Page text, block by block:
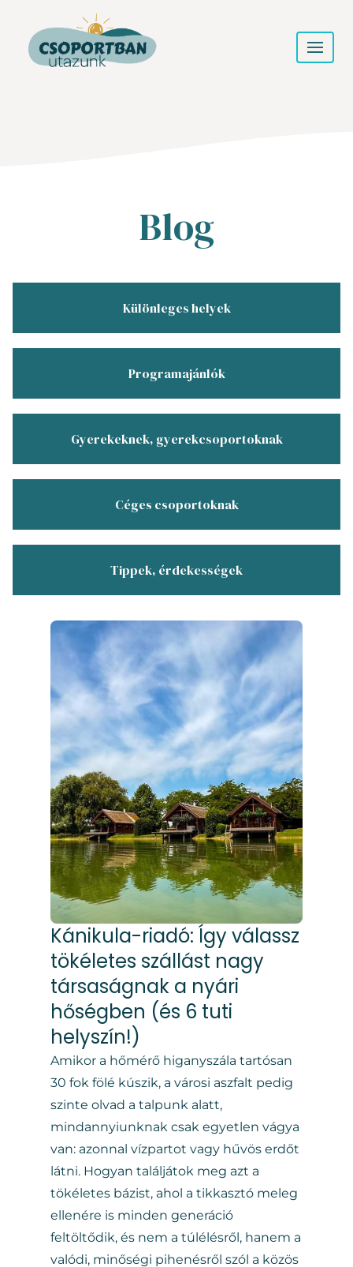
Blog
Különleges helyek
Programajánlók
Gyerekeknek, gyerekcsoportoknak
Céges csoportoknak
Tippek, érdekességek
Kánikula-riadó: Így válassz
tökéletes szállást nagy
társaságnak a nyári
hőségben (és 6 tuti
helyszín!)
Amikor a hőmérő higanyszála tartósan
30 fok fölé kúszik, a városi aszfalt pedig
szinte olvad a talpunk alatt,
mindannyiunknak csak egyetlen vágya
van: azonnal vízpartot vagy hűvös erdőt
látni. Hogyan találjátok meg azt a
tökéletes bázist, ahol a tikkasztó meleg
ellenére is minden generáció
feltöltődik, és nem a túlélésről, hanem a
valódi, minőségi pihenésről szól a közös